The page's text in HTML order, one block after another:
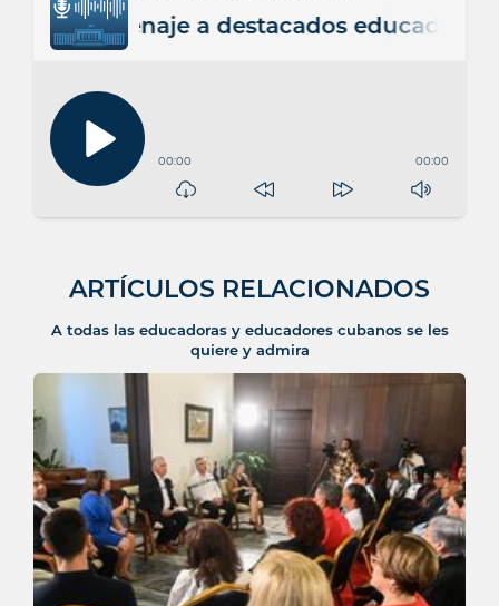
a destacados educadores
00:00 00:00
ARTÍCULOS RELACIONADOS
A todas las educadoras y educadores cubanos se les
quiere y admira